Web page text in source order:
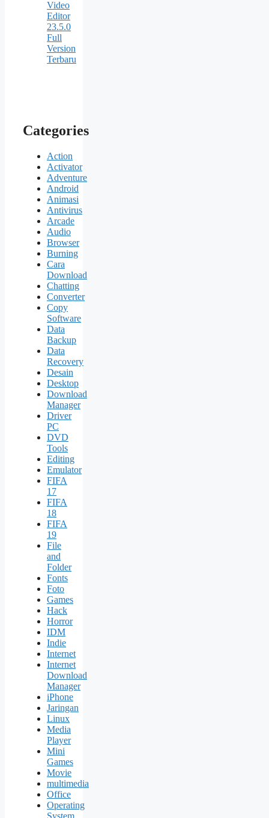
Video
Editor
23.5.0
Full
Version
Terbaru
Categories
Action
Activator
Adventure
Android
Animasi
Antivirus
Arcade
Audio
Browser
Burning
Cara
Download
Chatting
Converter
Copy
Software
Data
Backup
Data
Recovery
Desain
Desktop
Download
Manager
Driver
PC
DVD
Tools
Editing
Emulator
FIFA
17
FIFA
18
FIFA
19
File
and
Folder
Fonts
Foto
Games
Hack
Horror
IDM
Indie
Internet
Internet
Download
Manager
iPhone
Jaringan
Linux
Media
Player
Mini
Games
Movie
multimedia
Office
Operating
System